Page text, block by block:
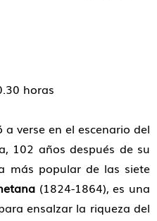
horas
a verse en el escenario del
102 años después de su
más popular de las siete
(1824-1864), es una
ensalzar la riqueza del